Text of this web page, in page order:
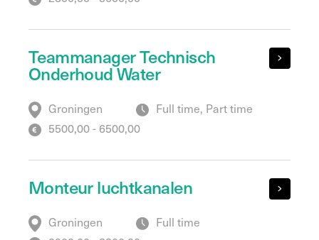
Teammanager Technisch
Onderhoud Water
Groningen
Full time, Part time
5500,00 - 6500,00
Monteur luchtkanalen
Groningen
Full time